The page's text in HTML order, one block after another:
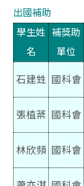
出國補助
學生姓
名
補獎助
單位
石建甡 國科會
張植棻 國科會
林欣頻 國科會